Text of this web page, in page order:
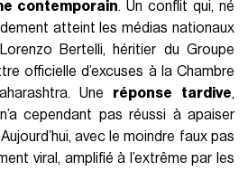
contemporain. Un conflit qui, né
atteint les médias nationaux
Bertelli, héritier du Groupe
officielle d’excuses à la Chambre
Une réponse tardive,
cependant pas réussi à apaiser
avec le moindre faux pas
viral, amplifié à l’extrême par les